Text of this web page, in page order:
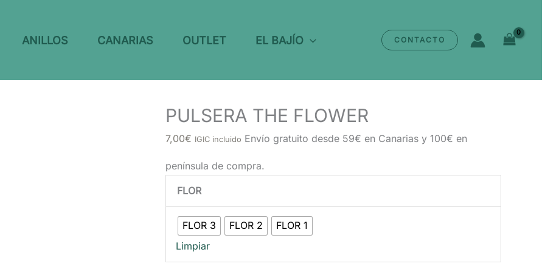
ANILLOS CANARIAS OUTLET EL BAJÍO CONTACTO
PULSERA THE FLOWER
7,00€ IGIC incluido Envío gratuito desde 59€ en Canarias y 100€ en
península de compra.
FLOR
FLOR 3 FLOR 2
FLOR 1
Limpiar